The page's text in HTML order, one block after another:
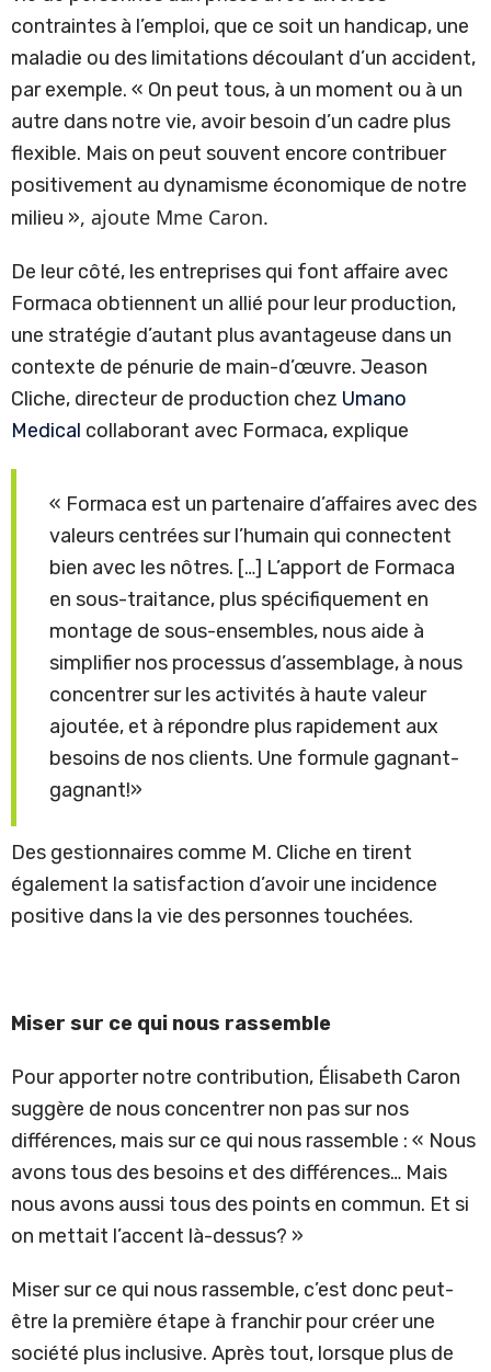
contraintes à l’emploi, que ce soit un handicap, une
maladie ou des limitations découlant d’un accident,
par exemple. « On peut tous, à un moment ou à un
autre dans notre vie, avoir besoin d’un cadre plus
flexible. Mais on peut souvent encore contribuer
positivement au dynamisme économique de notre
milieu », ajoute Mme Caron.
De leur côté, les entreprises qui font affaire avec
Formaca obtiennent un allié pour leur production,
une stratégie d’autant plus avantageuse dans un
contexte de pénurie de main-d’œuvre. Jeason
Cliche, directeur de production chez Umano
Medical collaborant avec Formaca, explique
« Formaca est un partenaire d’affaires avec des
valeurs centrées sur l’humain qui connectent
bien avec les nôtres. […] L’apport de Formaca
en sous-traitance, plus spécifiquement en
montage de sous-ensembles, nous aide à
simplifier nos processus d’assemblage, à nous
concentrer sur les activités à haute valeur
ajoutée, et à répondre plus rapidement aux
besoins de nos clients. Une formule gagnant-
gagnant!»
Des gestionnaires comme M. Cliche en tirent
également la satisfaction d’avoir une incidence
positive dans la vie des personnes touchées.
Miser sur ce qui nous rassemble
Pour apporter notre contribution, Élisabeth Caron
suggère de nous concentrer non pas sur nos
différences, mais sur ce qui nous rassemble : « Nous
avons tous des besoins et des différences… Mais
nous avons aussi tous des points en commun. Et si
on mettait l’accent là-dessus? »
Miser sur ce qui nous rassemble, c’est donc peut-
être la première étape à franchir pour créer une
société plus inclusive. Après tout, lorsque plus de